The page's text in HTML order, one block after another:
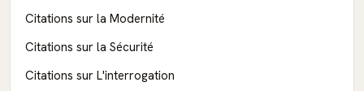
Citations sur la Modernité
Citations sur la Sécurité
Citations sur L'interrogation